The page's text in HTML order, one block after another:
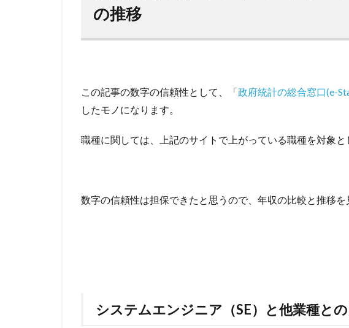
の推移
この記事の数字の信頼性として、「政府統計の総合窓口(e-
したモノになります。
職種に関しては、上記のサイトで上がっている職種を対象と
数字の信頼性は担保できたと思うので、年収の比較と推移を
システムエンジニア（SE）と他業種と